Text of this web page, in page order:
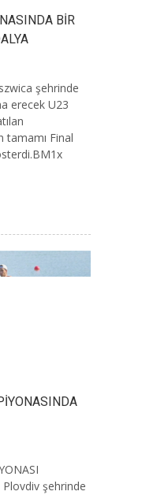
BİR
şehrinde
erecek U23
tamamı Final
Plovdiv şehrinde